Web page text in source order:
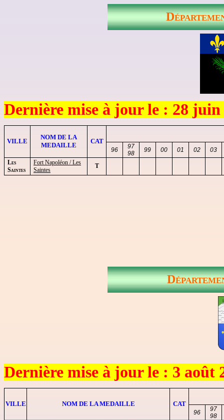
Dernière mise à jour le : 28 juin
VILLE
NOM DE LA
MEDAILLE
CAT
96
97
98
99 00 01 02
03
Les
Saintes
Fort Napoléon / Les
Saintes
T
Dernière mise à jour le : 3 août
VILLE NOM DE LA MEDAILLE CAT
96
97
98